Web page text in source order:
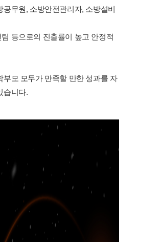
공무원, 소방안전관리자, 소방설비
등으로의 진출률이 높고 안정적
부모 모두가 만족할 만한 성과를 자
습니다.